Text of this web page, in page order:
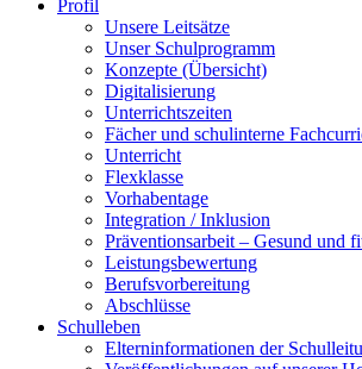
Profil
Unsere Leitsätze
Unser Schulprogramm
Konzepte (Übersicht)
Digitalisierung
Unterrichtszeiten
Fächer und schulinterne
Unterricht
Flexklasse
Vorhabentage
Integration / Inklusion
Präventionsarbeit – Gesund und
Leistungsbewertung
Berufsvorbereitung
Abschlüsse
Schulleben
Elterninformationen der